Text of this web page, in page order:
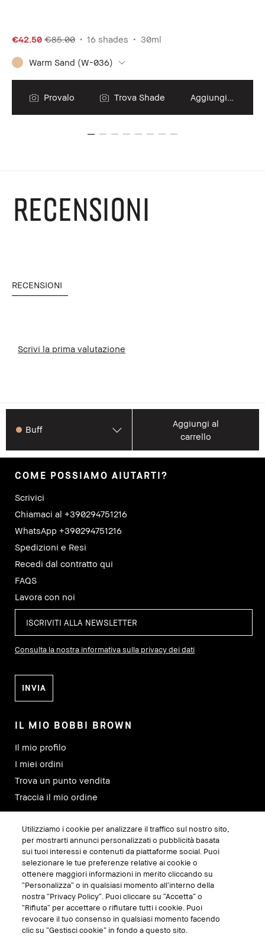
€42.50 €85.00 16 shades 30ml
Warm Sand (W-036)
Provalo Trova Shade
RECENSIONI
RECENSIONI
Scrivi la prima valutazione
Buff
Aggiungi al
carrello
COME POSSIAMO AIUTARTI?
Scrivici
Chiamaci al +390294751216
WhatsApp +390294751216
Spedizioni e Resi
Recedi dal contratto qui
FAQS
Lavora con noi
Consulta la nostra informativa sulla privacy dei dati
IL MIO BOBBI BROWN
Il mio profilo
I miei ordini
Trova un punto vendita
Traccia il mio ordine
SEGUICI SU
Utilizziamo i cookie per analizzare il traffico sul nostro sito,
per mostrarti annunci personalizzati o pubblicità basata
sui tuoi interessi e contenuti da piattaforme social. Puoi
selezionare le tue preferenze relative ai cookie o
ottenere maggiori informazioni in merito cliccando su
“Personalizza” o in qualsiasi momento all’interno della
nostra “Privacy Policy”. Puoi cliccare su “Accetta” o
“Rifiuta” per accettare o rifiutare tutti i cookie. Puoi
revocare il tuo consenso in qualsiasi momento facendo
clic su “Gestisci cookie” in fondo a questo sito.